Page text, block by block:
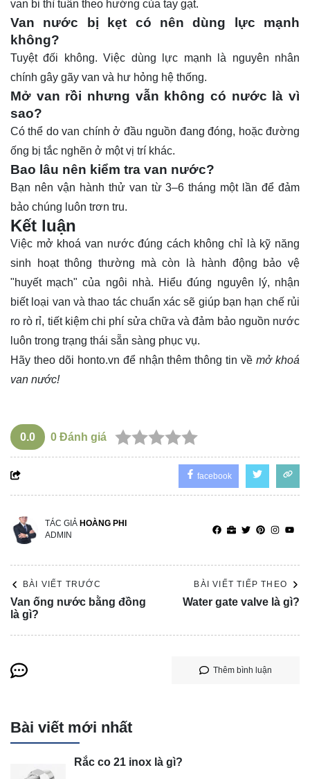
van bi thì tuân theo hướng của tay gạt.
Van nước bị kẹt có nên dùng lực mạnh
không?
Tuyệt đối không. Việc dùng lực mạnh là nguyên nhân
chính gây gãy van và hư hỏng hệ thống.
Mở van rồi nhưng vẫn không có nước là vì
sao?
Có thể do van chính ở đầu nguồn đang đóng, hoặc đường
ống bị tắc nghẽn ở một vị trí khác.
Bao lâu nên kiểm tra van nước?
Bạn nên vận hành thử van từ 3–6 tháng một lần để đảm
bảo chúng luôn trơn tru.
Kết luận
Việc mở khoá van nước đúng cách không chỉ là kỹ năng
sinh hoạt thông thường mà còn là hành động bảo vệ
"huyết mạch" của ngôi nhà. Hiểu đúng nguyên lý, nhận
biết loại van và thao tác chuẩn xác sẽ giúp bạn hạn chế rủi
ro rò rỉ, tiết kiệm chi phí sửa chữa và đảm bảo nguồn nước
luôn trong trạng thái sẵn sàng phục vụ.
Hãy theo dõi honto.vn để nhận thêm thông tin vềmở khoá
van nước!
0.0 0 Đánh giá
facebook
TÁC GIẢ HOÀNG PHI
ADMIN
BÀI VIẾT TRƯỚC
Van ống nước bằng đồng
là gì?
BÀI VIẾT TIẾP THEO
Water gate valve là gì?
Thêm bình luận
Bài viết mới nhất
Rắc co 21 inox là gì?